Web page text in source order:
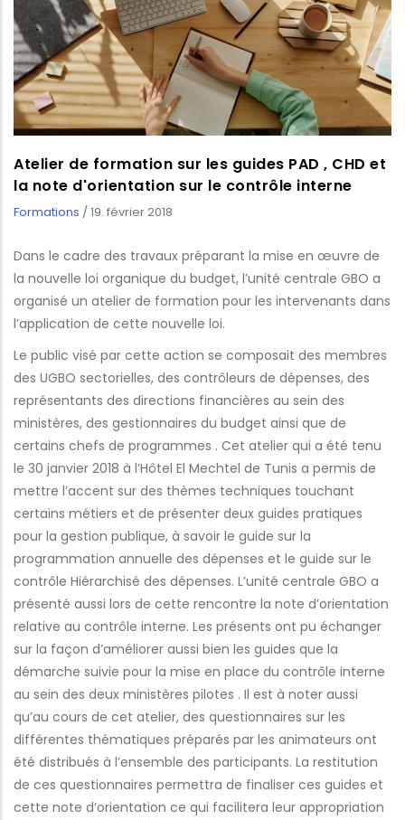
Atelier de formation sur les guides PAD , CHD et
la note d'orientation sur le contrôle interne
Formations / 19. février 2018
Dans le cadre des travaux préparant la mise en œuvre de
la nouvelle loi organique du budget, l’unité centrale GBO a
organisé un atelier de formation pour les intervenants dans
l’application de cette nouvelle loi.
Le public visé par cette action se composait des membres
des UGBO sectorielles, des contrôleurs de dépenses, des
représentants des directions financières au sein des
ministères, des gestionnaires du budget ainsi que de
certains chefs de programmes . Cet atelier qui a été tenu
le 30 janvier 2018 à l’Hôtel El Mechtel de Tunis a permis de
mettre l’accent sur des thèmes techniques touchant
certains métiers et de présenter deux guides pratiques
pour la gestion publique, à savoir le guide sur la
programmation annuelle des dépenses et le guide sur le
contrôle Hiérarchisé des dépenses. L’unité centrale GBO a
présenté aussi lors de cette rencontre la note d’orientation
relative au contrôle interne. Les présents ont pu échanger
sur la façon d’améliorer aussi bien les guides que la
démarche suivie pour la mise en place du contrôle interne
au sein des deux ministères pilotes . Il est à noter aussi
qu’au cours de cet atelier, des questionnaires sur les
différentes thématiques préparés par les animateurs ont
été distribués à l’ensemble des participants. La restitution
de ces questionnaires permettra de finaliser ces guides et
cette note d’orientation ce qui facilitera leur appropriation